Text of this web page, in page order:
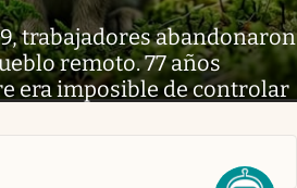
trabajadores abandonaron
remoto. 77 años
era imposible de controlar